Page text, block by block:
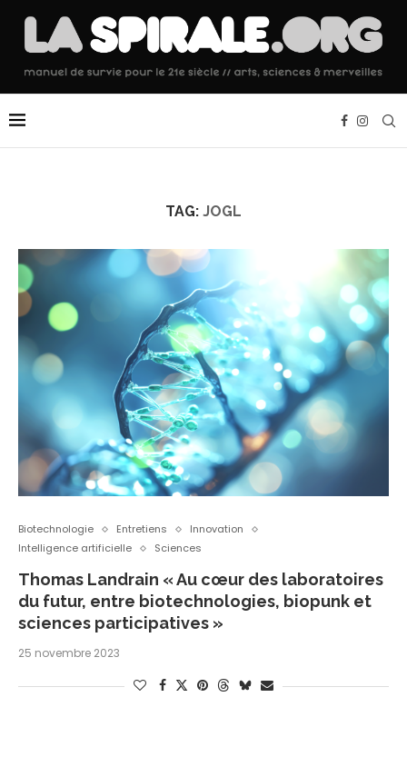
TAG: JOGL
Biotechnologie Entretiens
Innovation
Intelligence artificielle
Sciences
Thomas Landrain « Au cœur des laboratoires
du futur, entre biotechnologies, biopunk et
sciences participatives »
25 novembre 2023